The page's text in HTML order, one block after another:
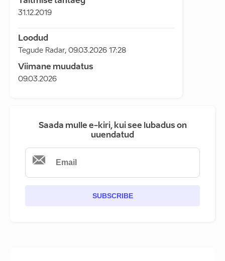
31.12.2019
Loodud
Tegude Radar, 09.03.2026 17:28
Viimane muudatus
09.03.2026
Saada mulle e-kiri, kui see lubadus on
uuendatud
SUBSCRIBE